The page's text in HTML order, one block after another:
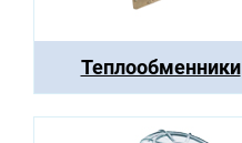
Теплообменники